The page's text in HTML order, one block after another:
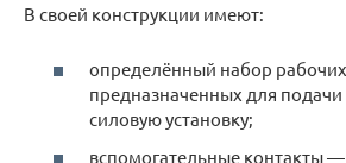
В своей конструкции имеют:
определённый набор
предназначенных для
силовую установку;
вспомогательные контакты